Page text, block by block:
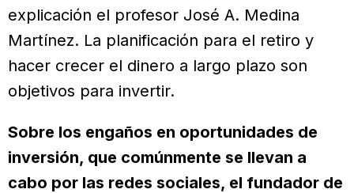
explicación el profesor José A. Medina
Martínez. La planificación para el retiro y
hacer crecer el dinero a largo plazo son
objetivos para invertir.
Sobre los engaños en oportunidades de
inversión, que comúnmente se llevan a
cabo por las redes sociales, el fundador de